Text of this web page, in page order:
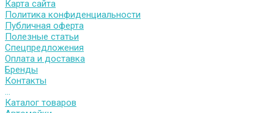
Карта сайта
Политика конфиденциальности
Публичная оферта
Полезные статьи
Спецпредложения
Оплата и доставка
Бренды
Контакты
...
Каталог товаров